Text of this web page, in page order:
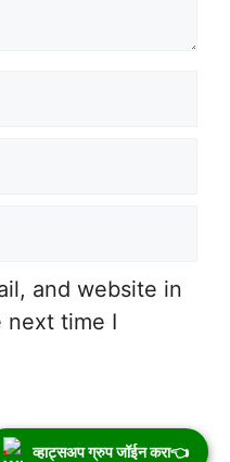
व्हाट्सअप ग्रुप जॉईन करा👈
and website in
next time I